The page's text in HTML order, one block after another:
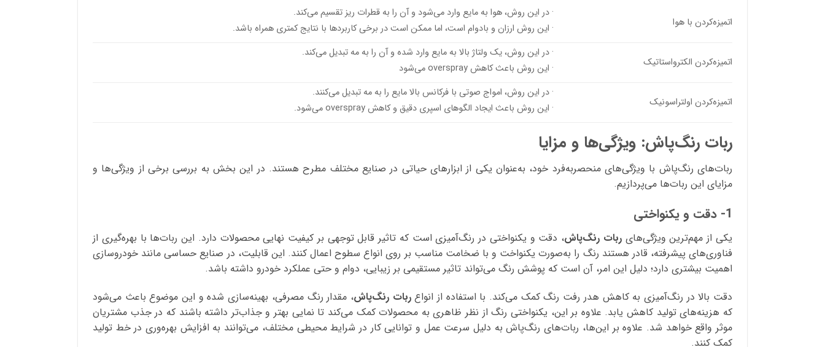
اتمیزه‌کردن با هوا
· در این روش، هوا به مایع وارد می‌شود و آن را به قطرات ریز تقسیم می‌کند.
· این روش ارزان و بادوام است، اما ممکن است در برخی کاربردها با نتایج کمتری همراه باشد.
اتمیزه‌کردن الکترواستاتیک
· در این روش، یک ولتاژ بالا به مایع وارد شده و آن را به مه تبدیل می‌کند.
· این روش باعث کاهش overspray می‌شود
اتمیزه‌کردن اولتراسونیک
· در این روش، امواج صوتی با فرکانس بالا مایع را به مه تبدیل می‌کنند.
· این روش باعث ایجاد الگوهای اسپری دقیق و کاهش overspray می‌شود.
ربات رنگ‌پاش: ویژگی‌ها و مزایا
ربات‌های رنگ‌پاش با ویژگی‌های منحصربه‌فرد خود، به‌عنوان یکی از ابزارهای حیاتی در صنایع مختلف مطرح هستند. در این بخش به بررسی برخی از ویژگی‌ها و
مزایای این ربات‌ها می‌پردازیم.
1- دقت و یکنواختی
یکی از مهم‌ترین ویژگی‌هایربات رنگ‌پاش، دقت و یکنواختی در رنگ‌آمیزی است که تاثیر قابل توجهی بر کیفیت نهایی محصولات دارد. این ربات‌ها با بهره‌گیری از
فناوری‌های پیشرفته، قادر هستند رنگ را به‌صورت یکنواخت و با ضخامت مناسب بر روی انواع سطوح اعمال کنند. این قابلیت، در صنایع حساسی مانند خودروسازی
اهمیت بیشتری دارد؛ دلیل این امر، آن است که پوشش رنگ می‌تواند تاثیر مستقیمی بر زیبایی، دوام و حتی عملکرد خودرو داشته باشد.
دقت بالا در رنگ‌آمیزی به کاهش هدر رفت رنگ کمک می‌کند. با استفاده از انواعربات‌ رنگ‌پاش، مقدار رنگ مصرفی، بهینه‌سازی شده و این موضوع باعث می‌شود
که هزینه‌های تولید کاهش یابد. علاوه بر این، یکنواختی رنگ از نظر ظاهری به محصولات کمک می‌کند تا نمایی بهتر و جذاب‌تر داشته باشند که در جذب مشتریان
موثر واقع خواهد شد. علاوه بر این‌ها، ربات‌های رنگ‌پاش به دلیل سرعت عمل و توانایی کار در شرایط محیطی مختلف، می‌توانند به افزایش بهره‌وری در خط تولید
کمک کنند.